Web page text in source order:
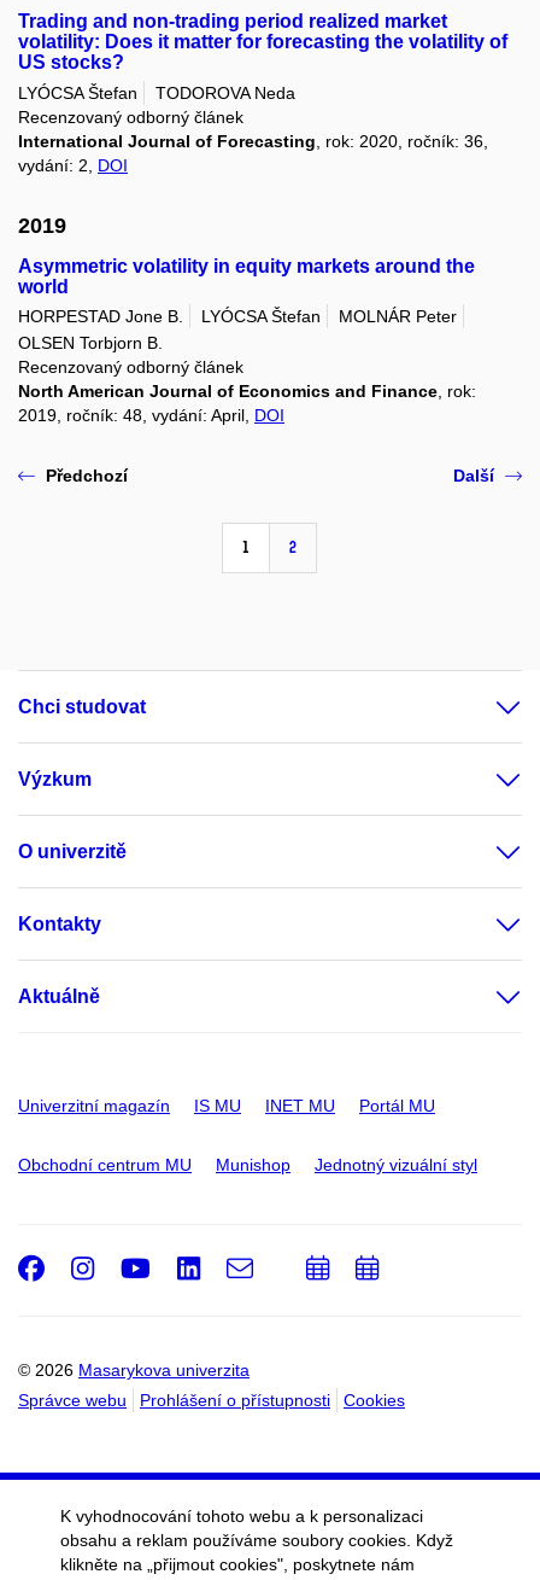
Trading and non-trading period realized market
volatility: Does it matter for forecasting the volatility of
US stocks?
LYÓCSA Štefan
TODOROVA Neda
Recenzovaný odborný článek
International Journal of Forecasting , rok: 2020, ročník: 36,
vydání: 2, DOI
2019
Asymmetric volatility in equity markets around the
world
HORPESTAD Jone B. LYÓCSA Štefan
MOLNÁR Peter
OLSEN Torbjorn B.
Recenzovaný odborný článek
North American Journal of Economics and Finance , rok:
2019, ročník: 48, vydání: April, DOI
Předchozí
1 2
Další
Chci studovat
Výzkum
O univerzitě
Kontakty
Aktuálně
Univerzitní magazín IS MU INET MU Portál MU
Obchodní centrum MU Munishop Jednotný vizuální styl
© 2026 Masarykova univerzita
Správce webu
Prohlášení o přístupnosti Cookies
Facebook
Instagram
Youtube
LinkedIn
e-
PřidatPřidat
K vyhodnocování tohoto webu a k personalizaci
obsahu a reklam používáme soubory cookies. Když
klikněte na „přijmout cookies", poskytnete nám